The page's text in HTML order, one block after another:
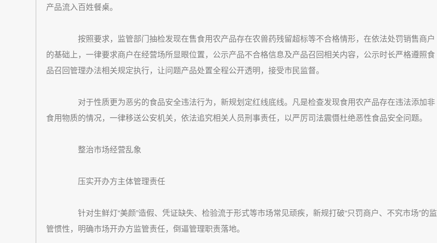
产品流入百姓餐桌。
按照要求，监管部门抽检发现在售食用农产品存在农兽药残留超标等不合格情形，在依法处罚销售商户
的基础上，一律要求商户在经营场所显眼位置，公示产品不合格信息及产品召回相关内容，公示时长严格遵照食
品召回管理办法相关规定执行，让问题产品处置全程公开透明，接受市民监督。
对于性质更为恶劣的食品安全违法行为，新规划定红线底线。凡是检查发现食用农产品存在违法添加非
食用物质的情况，一律移送公安机关，依法追究相关人员刑事责任，以严厉司法震慑杜绝恶性食品安全问题。
整治市场经营乱象
压实开办方主体管理责任
针对生鲜灯“美颜”造假、凭证缺失、检验流于形式等市场常见顽疾，新规打破“只罚商户、不究市场”的监
管惯性，明确市场开办方监管责任，倒逼管理职责落地。